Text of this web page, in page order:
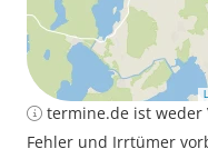
termine.de ist weder
Fehler und Irrtümer